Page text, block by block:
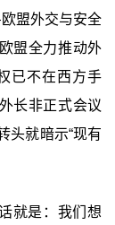
盟外交与安全
盟全力推动外
已不在西方手
长非正式会议
头就暗示“现有
就是：我们想